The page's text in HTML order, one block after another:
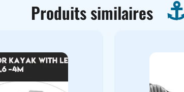
Produits similaires